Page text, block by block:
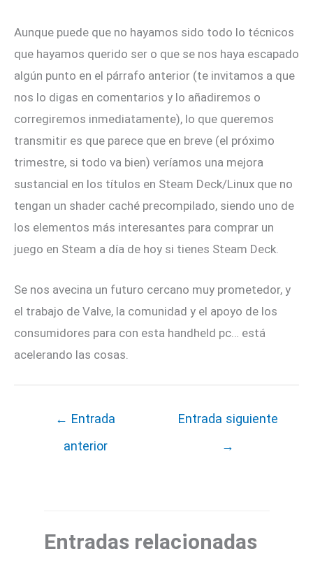
Aunque puede que no hayamos sido todo lo técnicos
que hayamos querido ser o que se nos haya escapado
algún punto en el párrafo anterior (te invitamos a que
nos lo digas en comentarios y lo añadiremos o
corregiremos inmediatamente), lo que queremos
transmitir es que parece que en breve (el próximo
trimestre, si todo va bien) veríamos una mejora
sustancial en los títulos en Steam Deck/Linux que no
tengan un shader caché precompilado, siendo uno de
los elementos más interesantes para comprar un
juego en Steam a día de hoy si tienes Steam Deck.
Se nos avecina un futuro cercano muy prometedor, y
el trabajo de Valve, la comunidad y el apoyo de los
consumidores para con esta handheld pc… está
acelerando las cosas.
← Entrada
anterior
Entrada siguiente
→
Entradas relacionadas